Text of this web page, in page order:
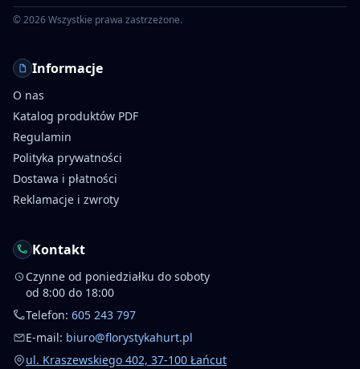
©2026Wszystkie prawa zastrzeżone.
Informacje
O nas
Katalog produktów PDF
Regulamin
Polityka prywatności
Dostawa i płatności
Reklamacje i zwroty
Kontakt
Czynne od poniedziałku do soboty
od 8:00 do 18:00
Telefon: 605 243 797
E-mail: biuro@florystykahurt.pl
ul. Kraszewskiego 402, 37-100 Łańcut